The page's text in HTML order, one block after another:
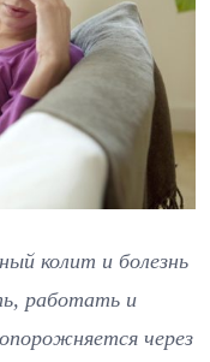
колит и болезнь
работать и
через